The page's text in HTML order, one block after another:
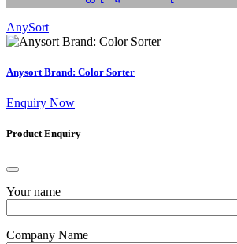
AnySort
Anysort Brand: Color Sorter
Enquiry Now
Product Enquiry
Your name
Company Name